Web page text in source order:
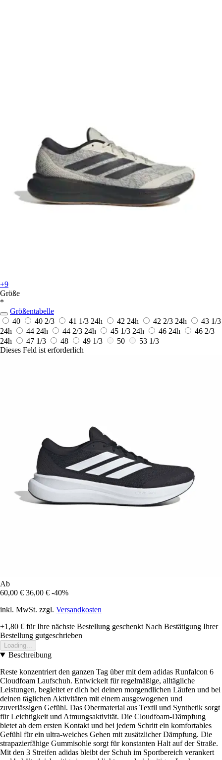
+9
Größe
*
Größentabelle
40
40 2/3 41 1/3 24h 42 24h 42 2/3 24h
43 1/3
24h
44 24h 44 2/3 24h 45 1/3 24h 46 24h
46 2/3
24h
47 1/3 48 49 1/3 50
53 1/3
Dieses Feld ist erforderlich
Ab
60,00 € 36,00 € -40%
inkl. MwSt. zzgl. Versandkosten
+1,80 € für Ihre nächste Bestellung geschenkt Nach Bestätigung Ihrer
Bestellung gutgeschrieben
Loading...
Beschreibung
Reste konzentriert den ganzen Tag über mit dem adidas Runfalcon 6
Cloudfoam Laufschuh. Entwickelt für regelmäßige, alltägliche
Leistungen, begleitet er dich bei deinen morgendlichen Läufen und bei
deinen täglichen Aktivitäten mit einem ausgewogenen und
zuverlässigen Gefühl. Das Obermaterial aus Textil und Synthetik sorgt
für Leichtigkeit und Atmungsaktivität. Die Cloudfoam-Dämpfung
bietet ab dem ersten Kontakt und bei jedem Schritt ein komfortables
Gefühl für ein ultra-weiches Gehen mit zusätzlicher Dämpfung. Die
strapazierfähige Gummisohle sorgt für konstanten Halt auf der Straße.
Mit den 3 Streifen adidas bleibt der Schuh im Sportbereich verankert